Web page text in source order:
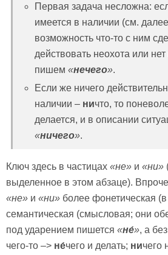
Первая задача несложна:
имеется в наличии (см.
возможность что-то с ним
действовать неохота или
пишем «нечего».
Если же ничего
наличии – ничто, то
делается, и в описании
«ничего».
Ключ здесь в частицах «не» и «ни»
выделенное в этом абзаце).
«не» и «ни» более фонетическая
семантическая (смысловая; они
под ударением пишется «не́», а
чего-то –> не́чего и делать; ничего